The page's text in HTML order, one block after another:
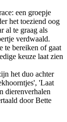
een groepje
het toeziend oog
al te graag als
verdwaald.
te bereiken of gaat
keuze laat zien
het duo achter
'Laat
dierenverhalen
door Bette